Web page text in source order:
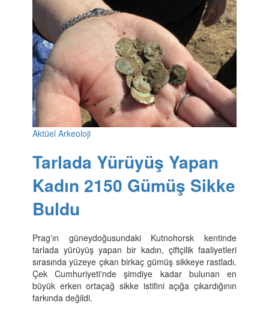
Aktüel Arkeoloji
Tarlada Yürüyüş Yapan
Kadın 2150 Gümüş Sikke
Buldu
Prag'ın güneydoğusundaki Kutnohorsk kentinde
tarlada yürüyüş yapan bir kadın, çiftçilik faaliyetleri
sırasında yüzeye çıkan birkaç gümüş sikkeye rastladı.
Çek Cumhuriyeti'nde şimdiye kadar bulunan en
büyük erken ortaçağ sikke istifini açığa çıkardığının
farkında değildi.